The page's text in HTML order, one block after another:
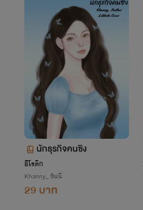
นักธุรกิจคนซิง
อีโรติก
Khanny_ ขันนี่
29 บาท